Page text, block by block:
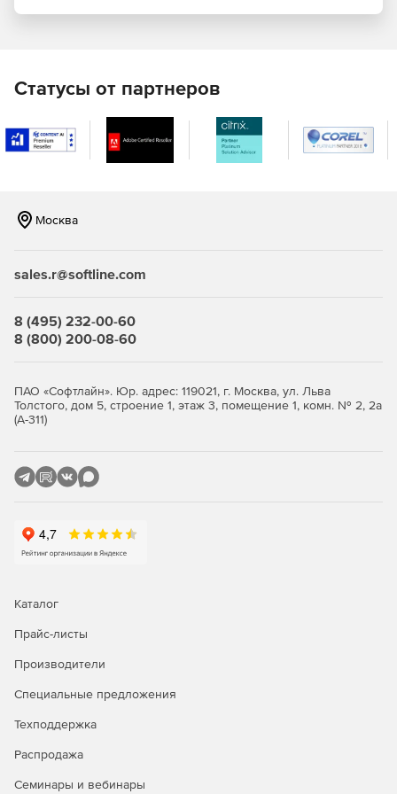
предоставления функции антивирусного
база данных доступны для каждого физического
хоста.
оборудования и мобильных устройств.
облачных сред не использует агентские компоненты,
возникновения пробелов в безопасности.
регулярные обновления баз помогают блокировать
существующие и новые угрозы. Модуль
Внедрение и управление:
Быстрое развертывание. Безопасность
предоставляется через виртуальный компонент,
подключаемый ко всем виртуальным машинам и
могут легко применяться к разным группам
высокую видимость событий и выполненных заданий
для физических и виртуальных машин.
Интеграция:
Статусы от партнеров
Москва
sales.r@softline.com
8 (495) 232-00-60
8 (800) 200-08-60
ПАО «Софтлайн». Юр. адрес: 119021, г. Москва, ул. Льва
Толстого, дом 5, строение 1, этаж 3, помещение 1, комн. № 2, 2а
(А-311)
Каталог
Прайс-листы
Производители
Специальные предложения
Техподдержка
Распродажа
Семинары и вебинары